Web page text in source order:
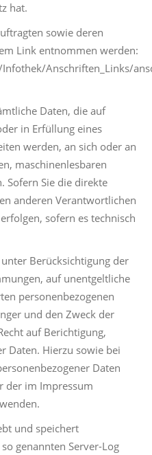
hat.
sowie deren
Link entnommen werden:
Anschriften_Links/
Daten, die auf
in Erfüllung eines
werden, an sich oder an
maschinenlesbaren
Sofern Sie die direkte
anderen Verantwortlichen
sofern es technisch
Berücksichtigung der
auf unentgeltliche
personenbezogenen
und den Zweck der
auf Berichtigung,
Daten. Hierzu sowie bei
Daten
der im Impressum
und speichert
genannten Server-Log